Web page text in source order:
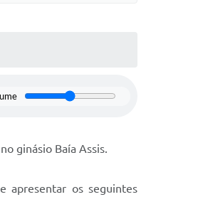
ginásio Baía Assis.
apresentar os seguintes